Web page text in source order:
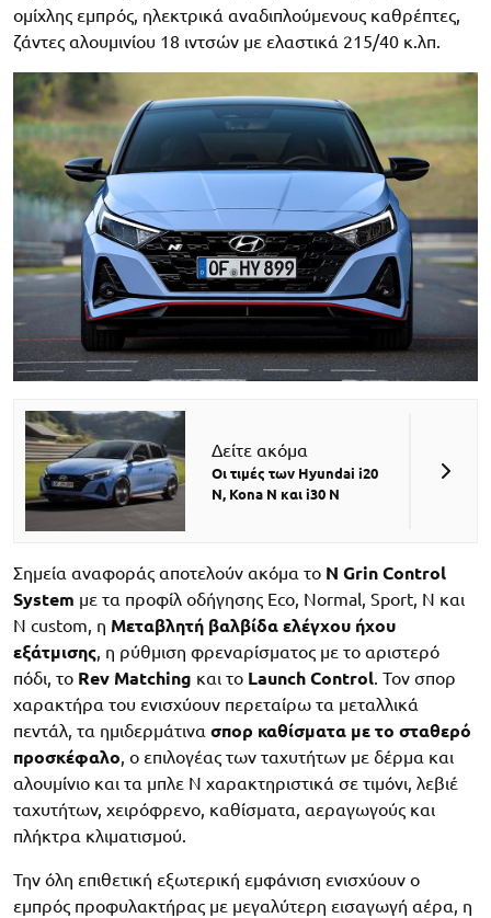
ομίχλης εμπρός, ηλεκτρικά αναδιπλούμενους καθρέπτες,
ζάντες αλουμινίου 18 ιντσών με ελαστικά 215/40 κ.λπ.
Δείτε ακόμα
Οι τιμές των Hyundai i20
N, Kona N και i30 N
Σημεία αναφοράς αποτελούν ακόμα το N Grin Control
System με τα προφίλ οδήγησης Eco, Normal, Sport, N και
N custom, η Μεταβλητή βαλβίδα ελέγχου ήχου
εξάτμισης, η ρύθμιση φρεναρίσματος με το αριστερό
πόδι, το Rev Matching και το Launch Control. Τον σπορ
χαρακτήρα του ενισχύουν περεταίρω τα μεταλλικά
πεντάλ, τα ημιδερμάτινα σπορ καθίσματα με το σταθερό
προσκέφαλο, ο επιλογέας των ταχυτήτων με δέρμα και
αλουμίνιο και τα μπλε N χαρακτηριστικά σε τιμόνι, λεβιέ
ταχυτήτων, χειρόφρενο, καθίσματα, αεραγωγούς και
πλήκτρα κλιματισμού.
Την όλη επιθετική εξωτερική εμφάνιση ενισχύουν ο
εμπρός προφυλακτήρας με μεγαλύτερη εισαγωγή αέρα, η